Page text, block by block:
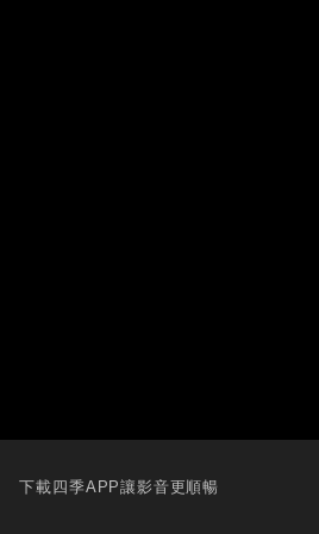
下載四季APP讓影音更順暢